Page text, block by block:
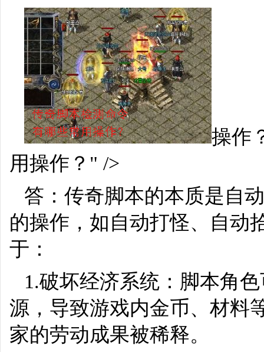
操作
用操作？" />
答：传奇脚本的本质是自
的操作，如自动打怪、自动
于：
1.破坏经济系统：脚本角
源，导致游戏内金币、材料
家的劳动成果被稀释。